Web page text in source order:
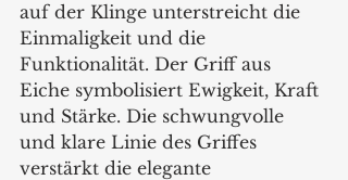
auf der Klinge unterstreicht die
Einmaligkeit und die
Funktionalität. Der Griff aus
Eiche symbolisiert Ewigkeit, Kraft
und Stärke. Die schwungvolle
und klare Linie des Griffes
verstärkt die elegante